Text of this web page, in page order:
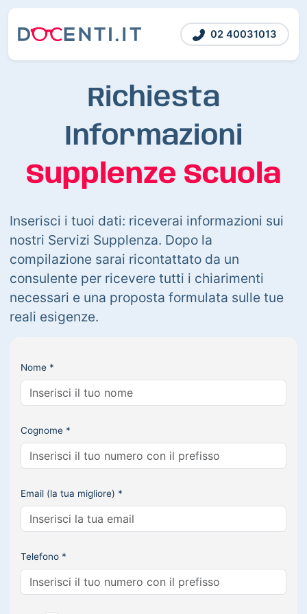
02 40031013
Richiesta
Informazioni
Supplenze Scuola
Inserisci i tuoi dati: riceverai informazioni sui
nostri Servizi Supplenza. Dopo la
compilazione sarai ricontattato da un
consulente per ricevere tutti i chiarimenti
necessari e una proposta formulata sulle tue
reali esigenze.
Nome *
Cognome *
Email (la tua migliore) *
Telefono *